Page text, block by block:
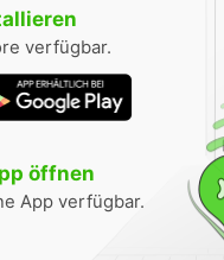
verfügbar.
öffnen
App verfügbar.